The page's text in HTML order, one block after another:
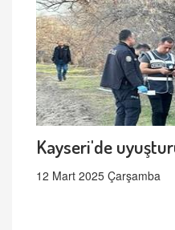
Kayseri'de
12 Mart 2025 Çarşamba